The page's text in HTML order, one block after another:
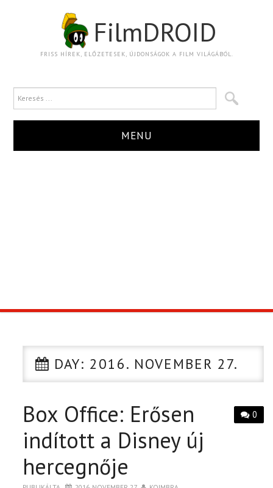
FilmDROID
FRISS HÍREK, ELŐZETESEK, ÚJDONSÁGOK A FILM VILÁGÁBÓL.
MENU
CIKK
PÓLÓ RENDELÉS
DAY: 2016. NOVEMBER 27.
0
Box Office: Erősen
indított a Disney új
hercegnője